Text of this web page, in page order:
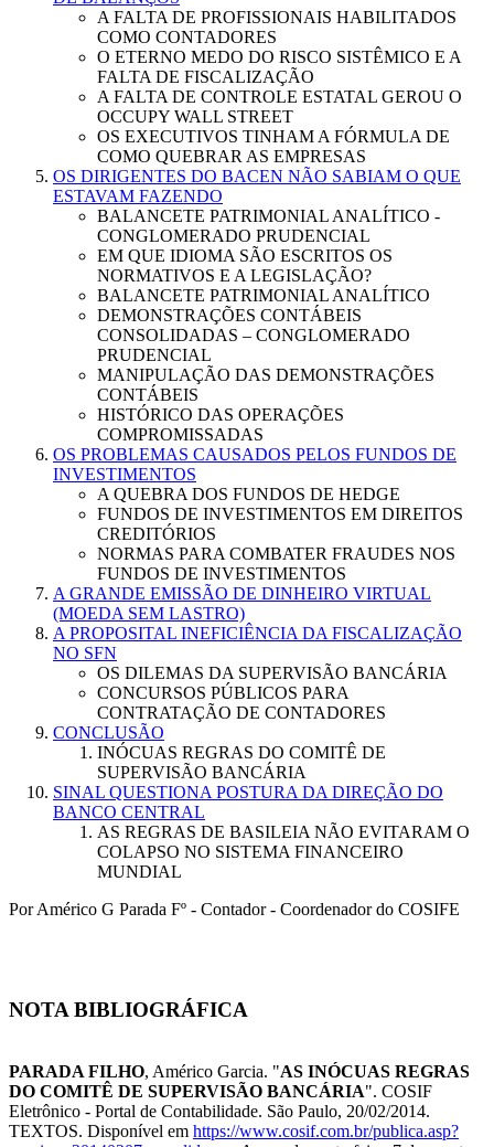
A FALTA DE PROFISSIONAIS HABILITADOS
COMO CONTADORES
O ETERNO MEDO DO RISCO SISTÊMICO E A
FALTA DE FISCALIZAÇÃO
A FALTA DE CONTROLE ESTATAL GEROU O
OCCUPY WALL STREET
OS EXECUTIVOS TINHAM A FÓRMULA DE
COMO QUEBRAR AS EMPRESAS
OS DIRIGENTES DO BACEN NÃO SABIAM O QUE
ESTAVAM FAZENDO
BALANCETE PATRIMONIAL ANALÍTICO -
CONGLOMERADO PRUDENCIAL
EM QUE IDIOMA SÃO ESCRITOS OS
NORMATIVOS E A LEGISLAÇÃO?
BALANCETE PATRIMONIAL ANALÍTICO
DEMONSTRAÇÕES CONTÁBEIS
CONSOLIDADAS – CONGLOMERADO
PRUDENCIAL
MANIPULAÇÃO DAS DEMONSTRAÇÕES
CONTÁBEIS
HISTÓRICO DAS OPERAÇÕES
COMPROMISSADAS
OS PROBLEMAS CAUSADOS PELOS FUNDOS DE
INVESTIMENTOS
A QUEBRA DOS FUNDOS DE HEDGE
FUNDOS DE INVESTIMENTOS EM DIREITOS
CREDITÓRIOS
NORMAS PARA COMBATER FRAUDES NOS
FUNDOS DE INVESTIMENTOS
A GRANDE EMISSÃO DE DINHEIRO VIRTUAL
(MOEDA SEM LASTRO)
A PROPOSITAL INEFICIÊNCIA DA FISCALIZAÇÃO
NO SFN
OS DILEMAS DA SUPERVISÃO BANCÁRIA
CONCURSOS PÚBLICOS PARA
CONTRATAÇÃO DE CONTADORES
CONCLUSÃO
INÓCUAS REGRAS DO COMITÊ DE
SUPERVISÃO BANCÁRIA
SINAL QUESTIONA POSTURA DA DIREÇÃO DO
BANCO CENTRAL
AS REGRAS DE BASILEIA NÃO EVITARAM O
COLAPSO NO SISTEMA FINANCEIRO
MUNDIAL
Por Américo G Parada Fº - Contador - Coordenador do COSIFE
NOTA BIBLIOGRÁFICA
PARADA FILHO, Américo Garcia. "AS INÓCUAS REGRAS
DO COMITÊ DE SUPERVISÃO BANCÁRIA". COSIF
Eletrônico - Portal de Contabilidade. São Paulo, 20/02/2014.
TEXTOS. Disponível em https://www.cosif.com.br/publica.asp?